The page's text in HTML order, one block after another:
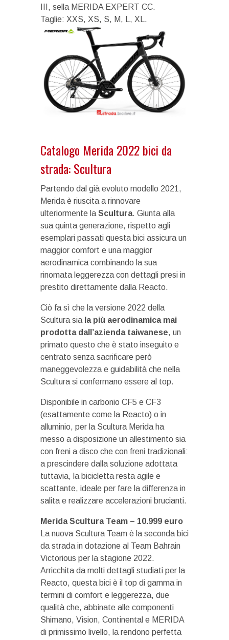
III, sella MERIDA EXPERT CC.
Taglie: XXS, XS, S, M, L, XL.
Catalogo Merida 2022 bici da
strada: Scultura
Partendo dal già evoluto modello 2021,
Merida è riuscita a rinnovare
ulteriormente laScultura. Giunta alla
sua quinta generazione, rispetto agli
esemplari passati questa bici assicura un
maggior comfort e una maggior
aerodinamica combinando la sua
rinomata leggerezza con dettagli presi in
prestito direttamente dalla Reacto.
Ciò fa sì che la versione 2022 della
Scultura sia la più aerodinamica mai
prodotta dall’azienda taiwanese, un
primato questo che è stato inseguito e
centrato senza sacrificare però
maneggevolezza e guidabilità che nella
Scultura si confermano essere al top.
Disponibile in carbonio CF5 e CF3
(esattamente come la Reacto) o in
alluminio, per la Scultura Merida ha
messo a disposizione un allestimento sia
con freni a disco che con freni tradizionali:
a prescindere dalla soluzione adottata
tuttavia, la bicicletta resta agile e
scattante, ideale per fare la differenza in
salita e realizzare accelerazioni brucianti.
Merida Scultura Team – 10.999 euro
La nuova Scultura Team è la seconda bici
da strada in dotazione al Team Bahrain
Victorious per la stagione 2022.
Arricchita da molti dettagli studiati per la
Reacto, questa bici è il top di gamma in
termini di comfort e leggerezza, due
qualità che, abbinate alle componenti
Shimano, Vision, Continental e MERIDA
di primissimo livello, la rendono perfetta